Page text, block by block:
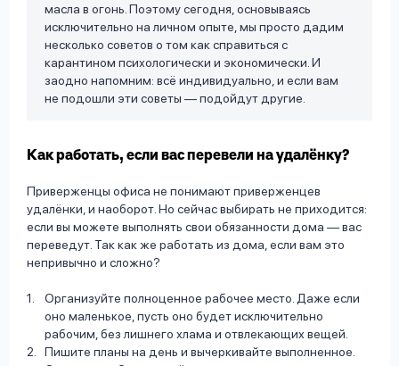
масла в огонь. Поэтому сегодня, основываясь
исключительно на личном опыте, мы просто дадим
несколько советов о том как справиться с
карантином психологически и экономически. И
заодно напомним: всё индивидуально, и если вам
не подошли эти советы — подойдут другие.
Как работать, если вас перевели на удалёнку?
Приверженцы офиса не понимают приверженцев
удалёнки, и наоборот. Но сейчас выбирать не приходится:
если вы можете выполнять свои обязанности дома — вас
переведут. Так как же работать из дома, если вам это
непривычно и сложно?
Организуйте полноценное рабочее место. Даже если
оно маленькое, пусть оно будет исключительно
рабочим, без лишнего хлама и отвлекающих вещей.
Пишите планы на день и вычеркивайте выполненное.
Войти под другим номером
вопросы